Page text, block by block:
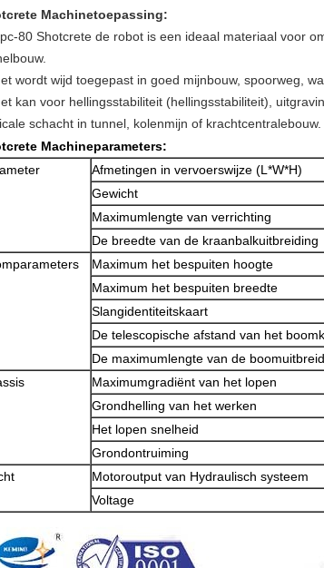
Machinetoepassing:
80 Shotcrete de robot is een ideaal materiaal voor
wordt wijd toegepast in goed mijnbouw, spoorweg,
kan voor hellingsstabiliteit (hellingsstabiliteit),
schacht in tunnel, kolenmijn of krachtcentralebouw.
Machineparameters:
Afmetingen in vervoerswijze (L*W*H)
Gewicht
Maximumlengte van verrichting
De breedte van de kraanbalkuitbreiding
Maximum het bespuiten hoogte
Maximum het bespuiten breedte
Slangidentiteitskaart
De telescopische afstand van het
De maximumlengte van de
Maximumgradiënt van het lopen
Grondhelling van het werken
Het lopen snelheid
Grondontruiming
Motoroutput van Hydraulisch systeem
Voltage